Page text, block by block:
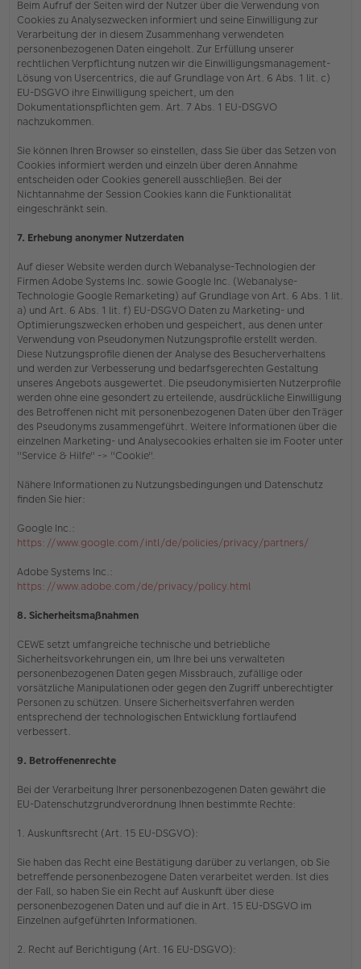
Beim Aufruf der Seiten wird der Nutzer über die Verwendung von
Cookies zu Analysezwecken informiert und seine Einwilligung zur
Verarbeitung der in diesem Zusammenhang verwendeten
personenbezogenen Daten eingeholt. Zur Erfüllung unserer
rechtlichen Verpflichtung nutzen wir die Einwilligungsmanagement-
Lösung von Usercentrics, die auf Grundlage von Art. 6 Abs. 1 lit. c)
EU-DSGVO ihre Einwilligung speichert, um den
Dokumentationspflichten gem. Art. 7 Abs. 1 EU-DSGVO
nachzukommen.
Sie können Ihren Browser so einstellen, dass Sie über das Setzen von
Cookies informiert werden und einzeln über deren Annahme
entscheiden oder Cookies generell ausschließen. Bei der
Nichtannahme der Session Cookies kann die Funktionalität
eingeschränkt sein.
7. Erhebung anonymer Nutzerdaten
Auf dieser Website werden durch Webanalyse-Technologien der
Firmen Adobe Systems Inc. sowie Google Inc. (Webanalyse-
Technologie Google Remarketing) auf Grundlage von Art. 6 Abs. 1 lit.
a) und Art. 6 Abs. 1 lit. f) EU-DSGVO Daten zu Marketing- und
Optimierungszwecken erhoben und gespeichert, aus denen unter
Verwendung von Pseudonymen Nutzungsprofile erstellt werden.
Diese Nutzungsprofile dienen der Analyse des Besucherverhaltens
und werden zur Verbesserung und bedarfsgerechten Gestaltung
unseres Angebots ausgewertet. Die pseudonymisierten Nutzerprofile
werden ohne eine gesondert zu erteilende, ausdrückliche Einwilligung
des Betroffenen nicht mit personenbezogenen Daten über den Träger
des Pseudonyms zusammengeführt. Weitere Informationen über die
einzelnen Marketing- und Analysecookies erhalten sie im Footer unter
"Service & Hilfe" -> "Cookie".
Nähere Informationen zu Nutzungsbedingungen und Datenschutz
finden Sie hier:
Google Inc.:
https://www.google.com/intl/de/policies/privacy/partners/
Adobe Systems Inc.:
https://www.adobe.com/de/privacy/policy.html
8. Sicherheitsmaßnahmen
CEWE setzt umfangreiche technische und betriebliche
Sicherheitsvorkehrungen ein, um Ihre bei uns verwalteten
personenbezogenen Daten gegen Missbrauch, zufällige oder
vorsätzliche Manipulationen oder gegen den Zugriff unberechtigter
Personen zu schützen. Unsere Sicherheitsverfahren werden
entsprechend der technologischen Entwicklung fortlaufend
verbessert.
9. Betroffenenrechte
Bei der Verarbeitung Ihrer personenbezogenen Daten gewährt die
EU-Datenschutzgrundverordnung Ihnen bestimmte Rechte:
1. Auskunftsrecht (Art. 15 EU-DSGVO):
Sie haben das Recht eine Bestätigung darüber zu verlangen, ob Sie
betreffende personenbezogene Daten verarbeitet werden. Ist dies
der Fall, so haben Sie ein Recht auf Auskunft über diese
personenbezogenen Daten und auf die in Art. 15 EU-DSGVO im
Einzelnen aufgeführten Informationen.
2. Recht auf Berichtigung (Art. 16 EU-DSGVO):